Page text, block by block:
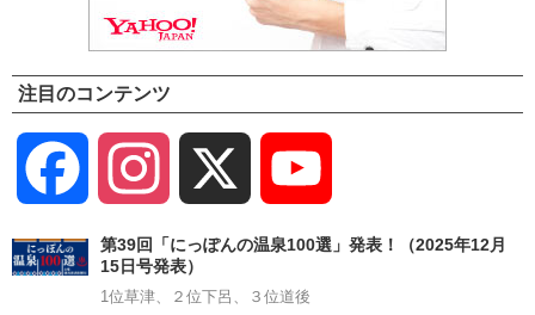
注目のコンテンツ
Facebook Instagram
Channel
第39回「にっぽんの温泉100選」発表！（2025年12月
15日号発表）
1位草津、２位下呂、３位道後